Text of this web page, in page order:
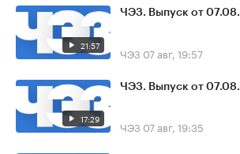
21:57
ЧЭЗ. Выпуск от
ЧЭЗ 07 авг, 19:57
17:29
ЧЭЗ. Выпуск от
ЧЭЗ 07 авг, 19:35